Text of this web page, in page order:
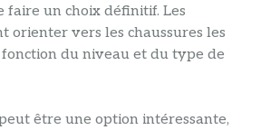
faire un choix définitif. Les
orienter vers les chaussures les
du niveau et du type de
être une option intéressante,